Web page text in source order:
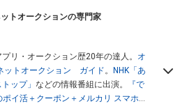
トオークションの専門家
リ・オークション歴20年の達人。 オ
ットオークション ガイド。
NHK「あ
ップ」 などの情報番組に出演。
『で
イ活＋クーポン＋メルカリ スマホで